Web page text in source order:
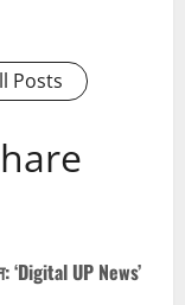
Posts
UP News’